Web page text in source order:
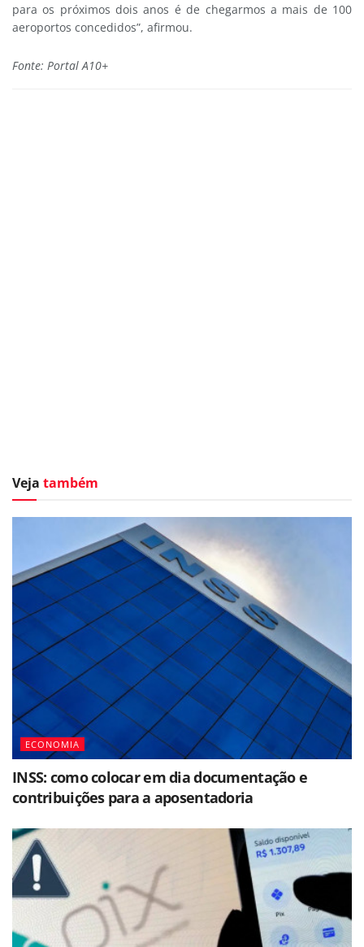
para os próximos dois anos é de chegarmos a mais de 100
aeroportos concedidos”, afirmou.
Fonte: Portal A10+
Veja também
ECONOMIA
INSS: como colocar em dia documentação e
contribuições para a aposentadoria